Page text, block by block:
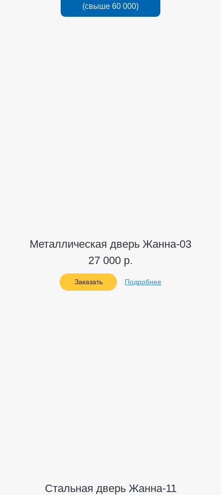
(свыше 60 000)
Металлическая дверь Жанна-03
27 000 р.
Заказать Подробнее
Стальная дверь Жанна-11